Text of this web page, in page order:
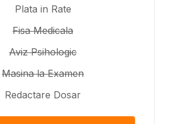
Plata in Rate
Fisa Medicala
Aviz Psihologic
Masina la Examen
Redactare Dosar